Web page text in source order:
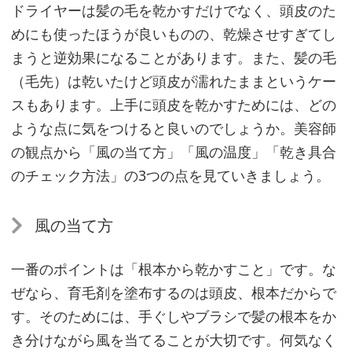
ち
ら
に
使
う
と
良
い？
や
頭
皮
を
ドライヤーは髪の毛を乾かすだけでなく、頭皮のた
めにも使ったほうが良いものの、乾燥させすぎてし
まうと逆効果になることがあります。また、髪の毛
（毛先）は乾いたけど頭皮が濡れたままというケー
スもあります。上手に頭皮を乾かすためには、どの
ような点に気をつけると良いのでしょうか。美容師
の観点から「風の当て方」「風の温度」「乾き具合
のチェック方法」の3つの点を見ていきましょう。
風の当て方
一番のポイントは「根本から乾かすこと」です。な
ぜなら、育毛剤を塗布するのは頭皮、根本だからで
す。そのためには、手ぐしやブラシで髪の根本をか
き分けながら風を当てることが大切です。何気なく